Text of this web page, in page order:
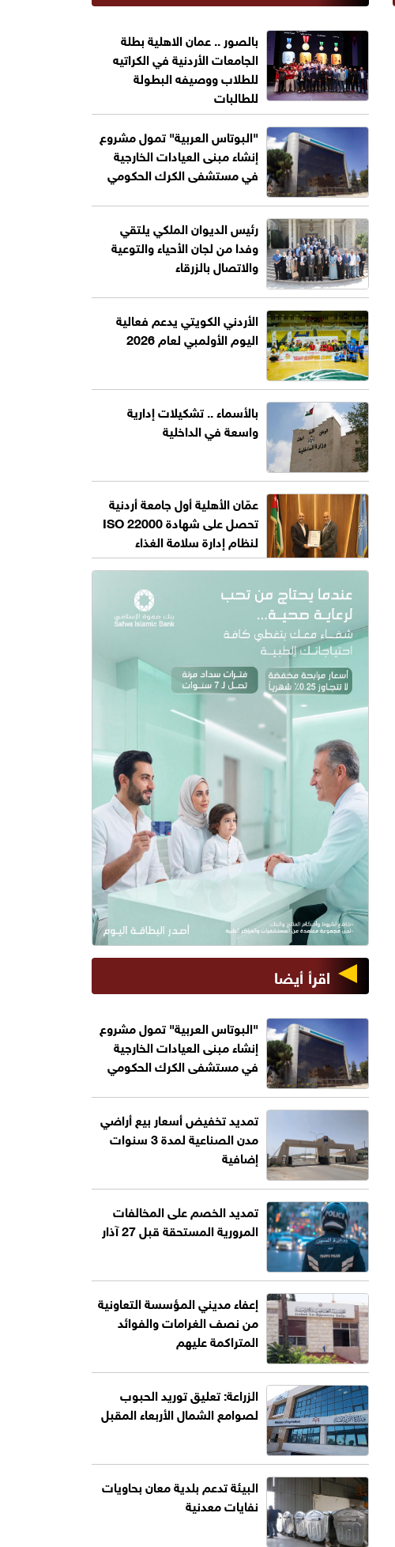
بالصور .. عمان الاهلية بطلة
الجامعات الأردنية في الكراتيه
للطلاب ووصيفه البطولة
للطالبات
"البوتاس العربية" تمول مشروع
إنشاء مبنى العيادات الخارجية
في مستشفى الكرك الحكومي
رئيس الديوان الملكي يلتقي
وفدا من لجان الأحياء والتوعية
والاتصال بالزرقاء
الأردني الكويتي يدعم فعالية
اليوم الأولمبي لعام 2026
بالأسماء .. تشكيلات إدارية
واسعة في الداخلية
عمّان الأهلية أول جامعة أردنية
تحصل على شهادة ISO 22000
لنظام إدارة سلامة الغذاء
اقرأ أيضا
"البوتاس العربية" تمول مشروع
إنشاء مبنى العيادات الخارجية
في مستشفى الكرك الحكومي
تمديد تخفيض أسعار بيع أراضي
مدن الصناعية لمدة 3 سنوات
إضافية
تمديد الخصم على المخالفات
المرورية المستحقة قبل 27 آذار
إعفاء مديني المؤسسة التعاونية
من نصف الغرامات والفوائد
المتراكمة عليهم
الزراعة: تعليق توريد الحبوب
لصوامع الشمال الأربعاء المقبل
البيئة تدعم بلدية معان بحاويات
نفايات معدنية